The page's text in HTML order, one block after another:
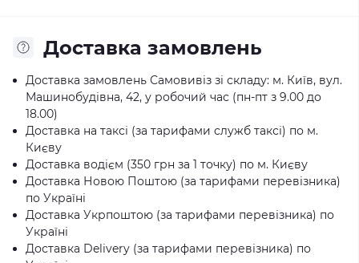
Доставка замовлень
Доставка замовлень Самовивіз зі складу: м. Київ, вул.
Машинобудівна, 42, у робочий час (пн-пт з 9.00 до
18.00)
Доставка на таксі (за тарифами служб таксі) по м.
Києву
Доставка водієм (350 грн за 1 точку) по м. Києву
Доставка Новою Поштою (за тарифами перевізника)
по Україні
Доставка Укрпоштою (за тарифами перевізника) по
Україні
Доставка Delivery (за тарифами перевізника) по